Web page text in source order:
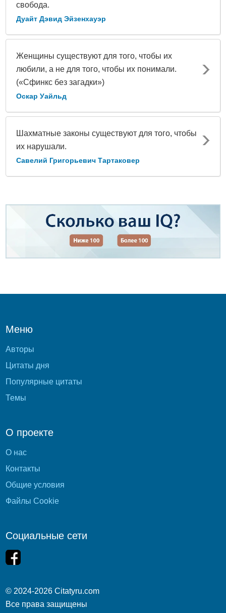
свобода.
Дуайт Дэвид Эйзенхауэр
Женщины существуют для того, чтобы их
любили, а не для того, чтобы их понимали.
(«Сфинкс без загадки»)
Оскар Уайльд
Шахматные законы существуют для того, чтобы
их нарушали.
Савелий Григорьевич Тартаковер
Меню
Авторы
Цитаты дня
Популярные цитаты
Темы
О проекте
О нас
Контакты
Общие условия
Файлы Cookie
Социальные сети
© 2024-2026 Citatyru.com
Все права защищены